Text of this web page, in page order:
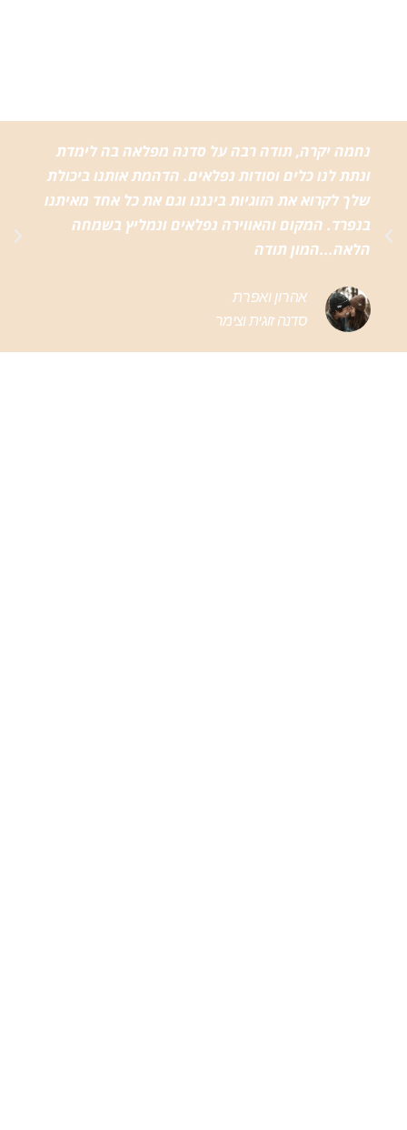
נחמה יקרה, תודה רבה על סדנה מפלאה בה לימדת
ונתת לנו כלים וסודות נפלאים. הדהמת אותנו ביכולת
שלך לקרוא את הזוגיות בינננו וגם את כל אחד מאיתנו
בנפרד. המקום והאווירה נפלאים ונמליץ בשמחה
הלאה...המון תודה
אהרון ואפרת
סדנה זוגית וצימר